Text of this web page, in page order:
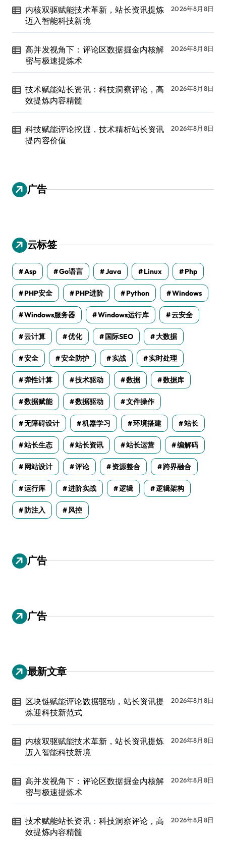
内核双驱赋能技术革新，站长资讯提炼
迈入智能科技新境
2026年8月8日
高并发视角下：评论区数据掘金内核解
密与极速提炼术
2026年8月8日
技术赋能站长资讯：科技洞察评论，高
效提炼内容精髓
2026年8月8日
科技赋能评论挖掘，技术精析站长资讯
提内容价值
2026年8月8日
广告
云标签
Asp Go语言 Java Linux Php
PHP安全 PHP进阶 Python Windows
Windows服务器 Windows运行库 云安全
云计算 优化 国际SEO 大数据
安全 安全防护 实战 实时处理
弹性计算 技术驱动 数据 数据库
数据赋能 数据驱动 文件操作
无障碍设计 机器学习 环境搭建 站长
站长生态 站长资讯 站长运营 编解码
网站设计 评论 资源整合 跨界融合
运行库 进阶实战 逻辑 逻辑架构
防注入 风控
广告
广告
最新文章
区块链赋能评论数据驱动，站长资讯提
炼迎科技新范式
2026年8月8日
内核双驱赋能技术革新，站长资讯提炼
迈入智能科技新境
2026年8月8日
高并发视角下：评论区数据掘金内核解
密与极速提炼术
2026年8月8日
技术赋能站长资讯：科技洞察评论，高
效提炼内容精髓
2026年8月8日